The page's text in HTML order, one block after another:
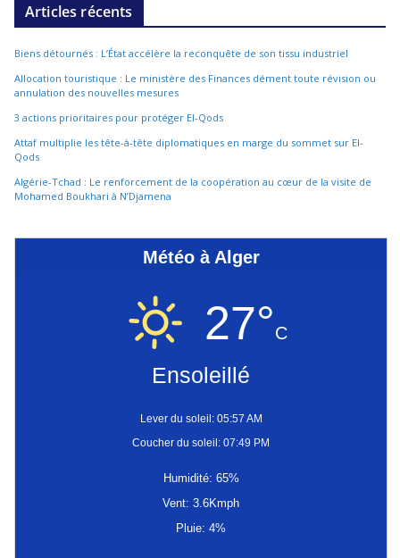
Articles récents
Biens détournés : L’État accélère la reconquête de son tissu industriel
Allocation touristique : Le ministère des Finances dément toute révision ou
annulation des nouvelles mesures
3 actions prioritaires pour protéger El-Qods
Attaf multiplie les tête-à-tête diplomatiques en marge du sommet sur El-
Qods
Algérie-Tchad : Le renforcement de la coopération au cœur de la visite de
Mohamed Boukhari à N’Djamena
Météo à Alger
27°C
Ensoleillé
Lever du soleil: 05:57 AM
Coucher du soleil: 07:49 PM
Humidité: 65%
Vent: 3.6Kmph
Pluie: 4%